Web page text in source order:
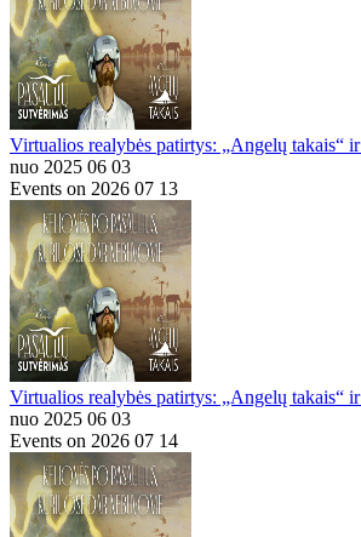
Virtualios realybės patirtys: „Angelų takais“
nuo 2025 06 03
Events on 2026 07 13
Virtualios realybės patirtys: „Angelų takais“
nuo 2025 06 03
Events on 2026 07 14